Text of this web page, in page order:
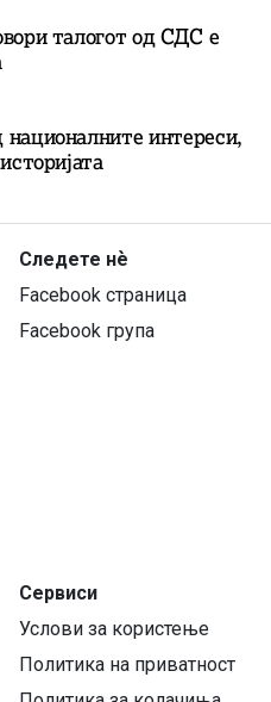
талогот од СДС е
интереси,
Следете нѐ
Facebook страница
Facebook група
Сервиси
Услови за користење
Политика на приватност